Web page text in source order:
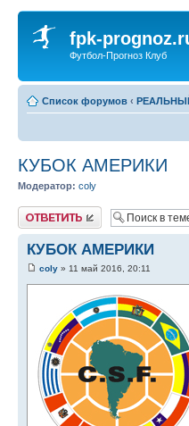
fpk-
Футбол-Прогноз Клуб
Список форумов ‹
КУБОК АМЕРИКИ
Модератор: coly
Ответить
КУБОК АМЕРИКИ
coly » 11 май 2016, 20:11